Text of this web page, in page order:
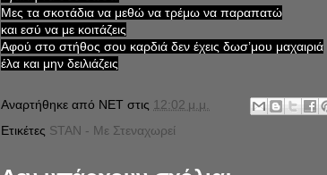
Μες τα σκοτάδια να μεθώ να τρέμω να παραπατώ
και εσύ να με κοιτάζεις
Αφού στο στήθος σου καρδιά δεν έχεις δωσ’μου μαχαιριά
έλα και μην δειλιάζεις
Αναρτήθηκε από NET στις 12:02 μ.μ.
Ετικέτες STAN - Με Στεναχωρεί